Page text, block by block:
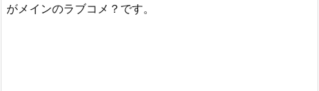
がメインのラブコメ？です。